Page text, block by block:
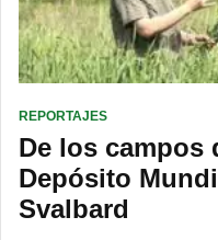
REPORTAJES
De los campos
Depósito
Svalbard